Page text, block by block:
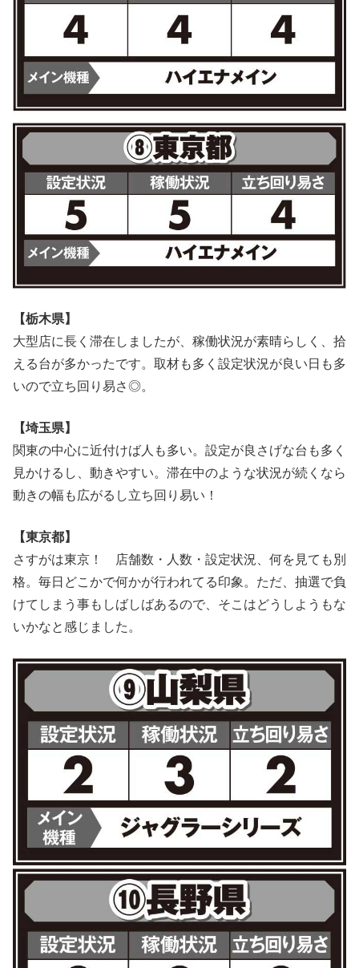
【栃木県】
大型店に長く滞在しましたが、稼働状況が素晴らしく、拾
える台が多かったです。取材も多く設定状況が良い日も多
いので立ち回り易さ◎。
【埼玉県】
関東の中心に近付けば人も多い。設定が良さげな台も多く
見かけるし、動きやすい。滞在中のような状況が続くなら
動きの幅も広がるし立ち回り易い！
【東京都】
さすがは東京！ 店舗数・人数・設定状況、何を見ても別
格。毎日どこかで何かが行われてる印象。ただ、抽選で負
けてしまう事もしばしばあるので、そこはどうしようもな
いかなと感じました。